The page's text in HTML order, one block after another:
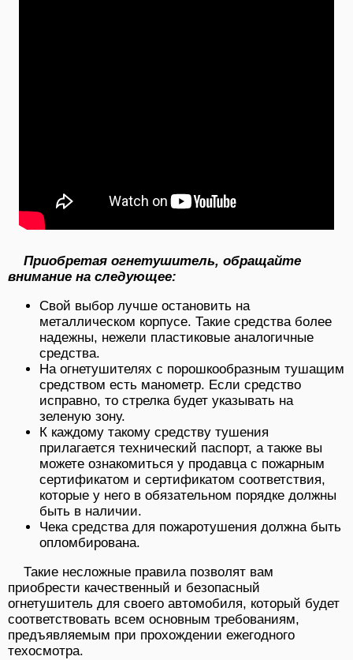
Приобретая огнетушитель, обращайте
внимание на следующее:
Свой выбор лучше остановить на
металлическом корпусе. Такие средства более
надежны, нежели пластиковые аналогичные
средства.
На огнетушителях с порошкообразным тушащим
средством есть манометр. Если средство
исправно, то стрелка будет указывать на
зеленую зону.
К каждому такому средству тушения
прилагается технический паспорт, а также вы
можете ознакомиться у продавца с пожарным
сертификатом и сертификатом соответствия,
которые у него в обязательном порядке должны
быть в наличии.
Чека средства для пожаротушения должна быть
опломбирована.
Такие несложные правила позволят вам
приобрести качественный и безопасный
огнетушитель для своего автомобиля, который будет
соответствовать всем основным требованиям,
предъявляемым при прохождении ежегодного
техосмотра.